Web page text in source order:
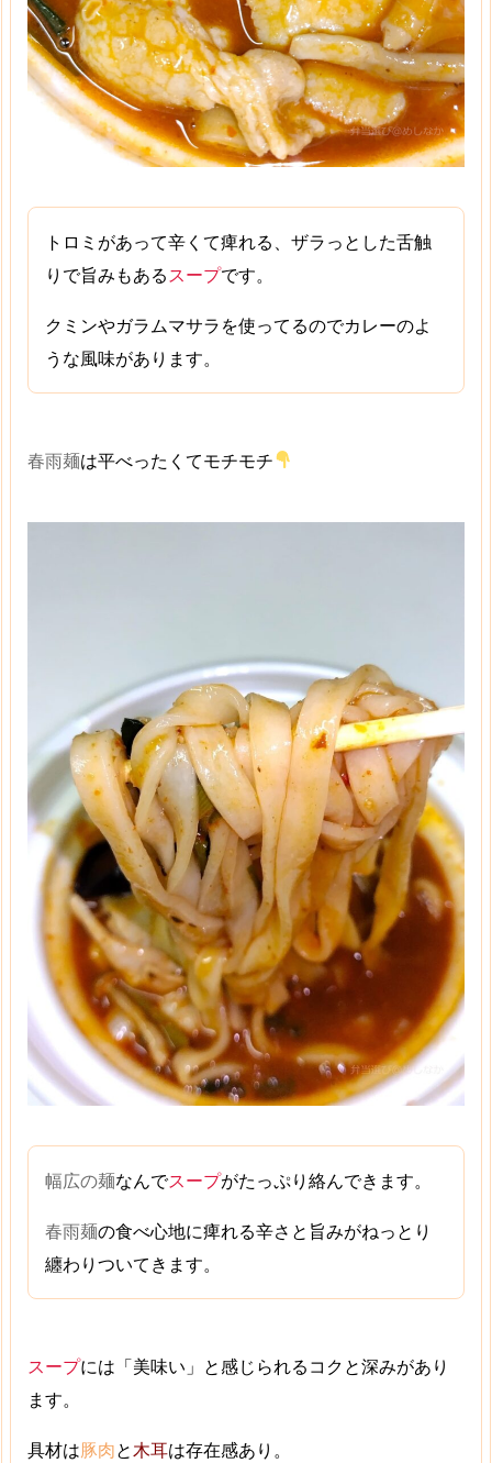
トロミがあって辛くて痺れる、ザラっとした舌触
りで旨みもあるスープです。
クミンやガラムマサラを使ってるのでカレーのよ
うな風味があります。
春雨麺は平べったくてモチモチ
幅広の麺なんでスープがたっぷり絡んできます。
春雨麺の食べ心地に痺れる辛さと旨みがねっとり
纏わりついてきます。
スープには「美味い」と感じられるコクと深みがあり
ます。
具材は豚肉と木耳は存在感あり。